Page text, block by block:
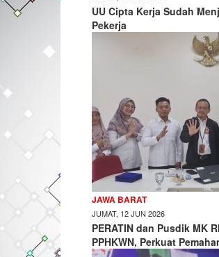
UU Cipta Kerja Sudah
Pekerja
JAWA BARAT
JUMAT, 12 JUN 2026
PERATIN dan Pusdik MK
PPHKWN, Perkuat